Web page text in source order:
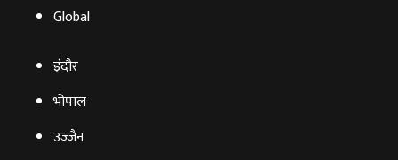
Global
इंदौर
भोपाल
उज्‍जैन